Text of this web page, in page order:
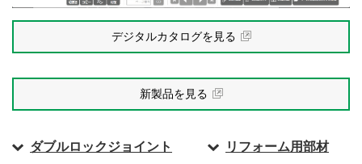
デジタルカタログを見る
新製品を見る
ダブルロックジョイント リフォーム用部材